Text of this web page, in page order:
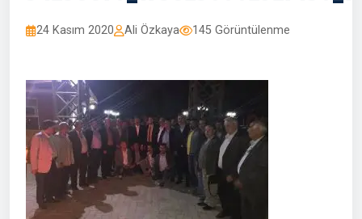
24 Kasım 2020 Ali Özkaya 145 Görüntülenme